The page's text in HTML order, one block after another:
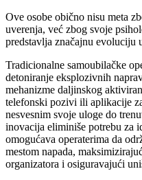
Ove osobe obično nisu meta
uverenja, već zbog svoje
predstavlja značajnu evoluciju
Tradicionalne samoubilačke
detoniranje eksplozivnih
mehanizme daljinskog
telefonski pozivi ili aplikacije
nesvesnim svoje uloge do
inovacija eliminiše potrebu za
omogućava operaterima da
mestom napada,
organizatora i osiguravajući